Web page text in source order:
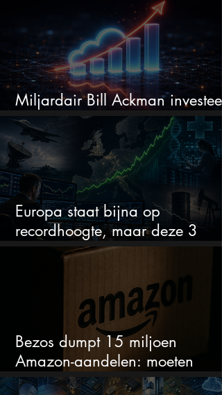
Miljardair Bill Ackman investeert
miljarden in dit techaandeel
Europa staat bijna op
recordhoogte, maar deze 3
sectoren vallen nu op
Bezos dumpt 15 miljoen
Amazon-aandelen: moeten
beleggers zich zorgen maken?